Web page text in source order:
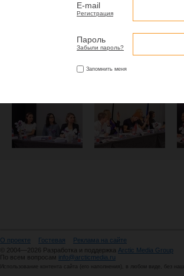
О проекте Гостевая
Реклама на сайте
© 2004—2026 Разработка и поддержка Arctic Media Group
По всем вопросам info@arcticmedia.ru
Использование контента сайта (его наполнения), в любом виде, без
E-mail
Регистрация
Пароль
Забыли пароль?
Запомнить меня